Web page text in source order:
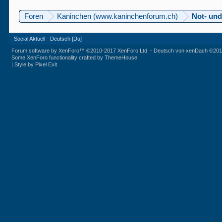
Foren Kaninchen (www.kaninchenforum.ch) Not-
Social Aktuell
Deutsch [Du]
Forum software by XenForo™©2010-2017 XenForo Ltd. - Deutsch von xenDach
Some XenForo functionality crafted byThemeHouse
|Style by Pixel Exit